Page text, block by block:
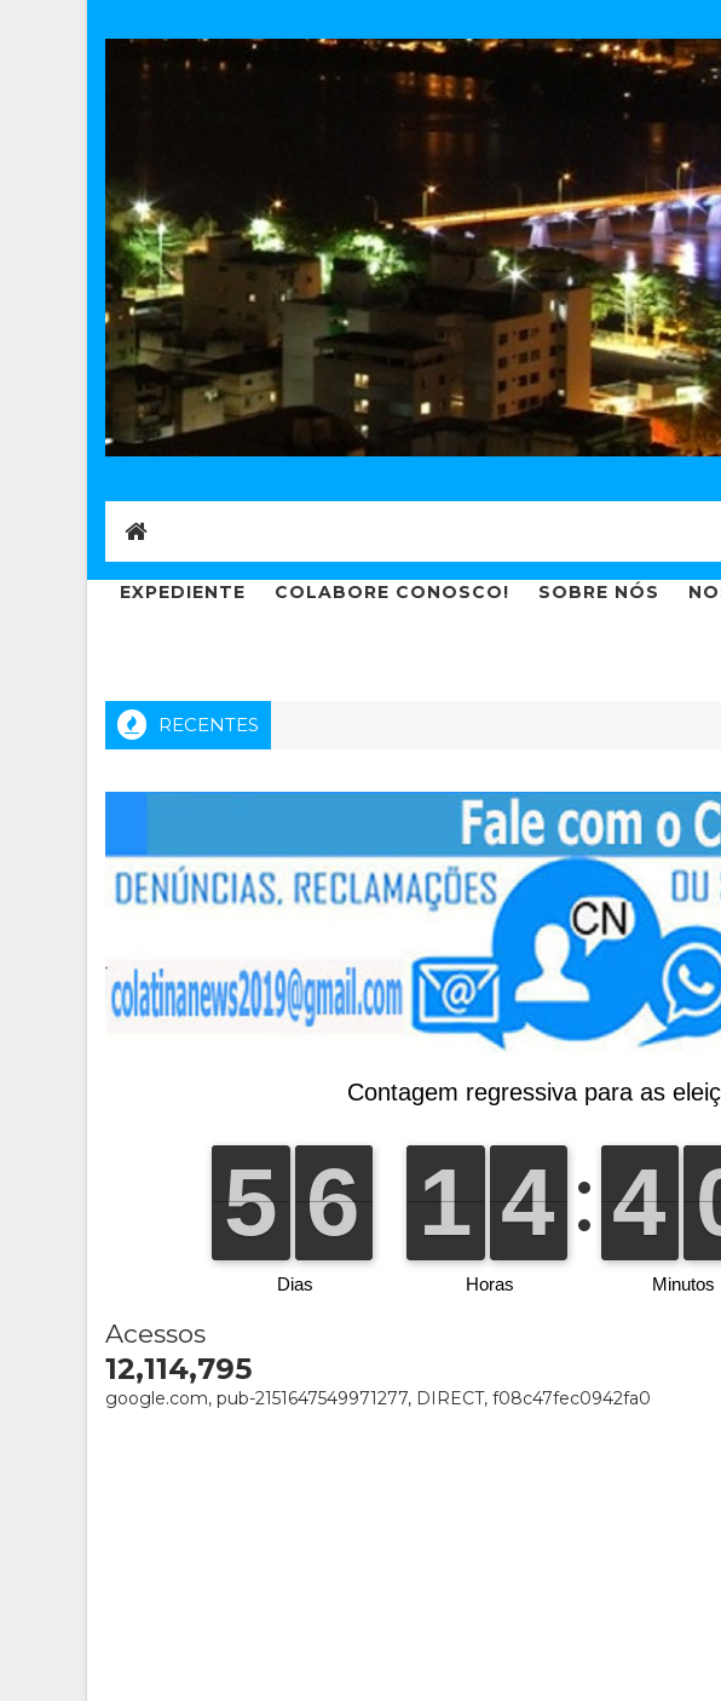
EXPEDIENTE COLABORE CONOSCO! SOBRE NÓS
RECENTES
Acessos
12,114,795
google.com, pub-2151647549971277, DIRECT, f08c47fec0942fa0